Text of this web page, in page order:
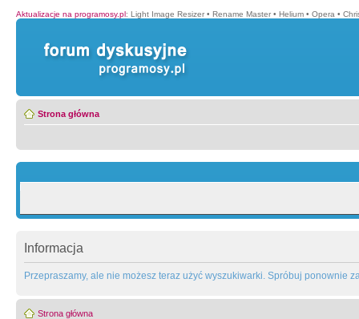
Aktualizacje na programosy.pl: Light Image Resizer • Rename Master • Helium • Opera •
Strona główna
Informacja
Przepraszamy, ale nie możesz teraz użyć wyszukiwarki. Spróbuj ponownie
Strona główna